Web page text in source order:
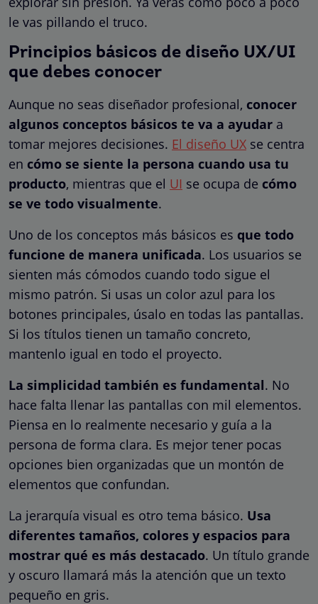
le vas pillando el truco.
Principios básicos de diseño UX/UI
que debes conocer
Aunque no seas diseñador profesional, conocer
algunos conceptos básicos te va a ayudar a
tomar mejores decisiones. El diseño UX se centra
en cómo se siente la persona cuando usa tu
producto, mientras que el UI se ocupa de cómo
se ve todo visualmente.
Uno de los conceptos más básicos es que todo
funcione de manera unificada. Los usuarios se
sienten más cómodos cuando todo sigue el
mismo patrón. Si usas un color azul para los
botones principales, úsalo en todas las pantallas.
Si los títulos tienen un tamaño concreto,
mantenlo igual en todo el proyecto.
La simplicidad también es fundamental. No
hace falta llenar las pantallas con mil elementos.
Piensa en lo realmente necesario y guía a la
persona de forma clara. Es mejor tener pocas
opciones bien organizadas que un montón de
elementos que confundan.
La jerarquía visual es otro tema básico. Usa
diferentes tamaños, colores y espacios para
mostrar qué es más destacado. Un título grande
y oscuro llamará más la atención que un texto
pequeño en gris.